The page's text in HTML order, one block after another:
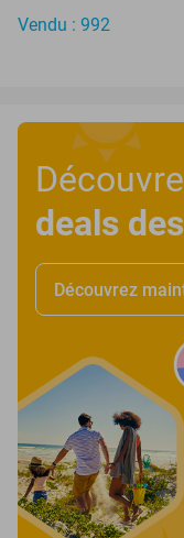
Vendu : 992
deals
Découvrez